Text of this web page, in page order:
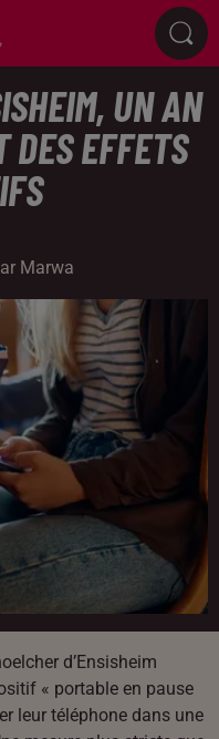
UN AN
DES EFFETS
Marwa
d’Ensisheim
« portable en pause
leur téléphone dans une